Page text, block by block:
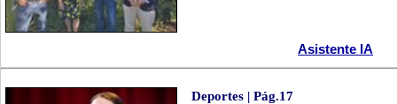
Asistente IA
Deportes | Pág.17